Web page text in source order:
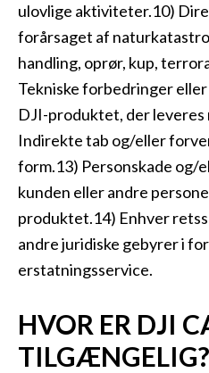
ulovlige aktiviteter.10)
forårsaget af
handling, oprør, kup,
Tekniske forbedringer
DJI-produktet, der leveres
Indirekte tab og/eller
form.13) Personskade og/
kunden eller andre
produktet.14) Enhver
andre juridiske gebyrer i
erstatningsservice.
HVOR ER DJI
TILGÆNGELIG?